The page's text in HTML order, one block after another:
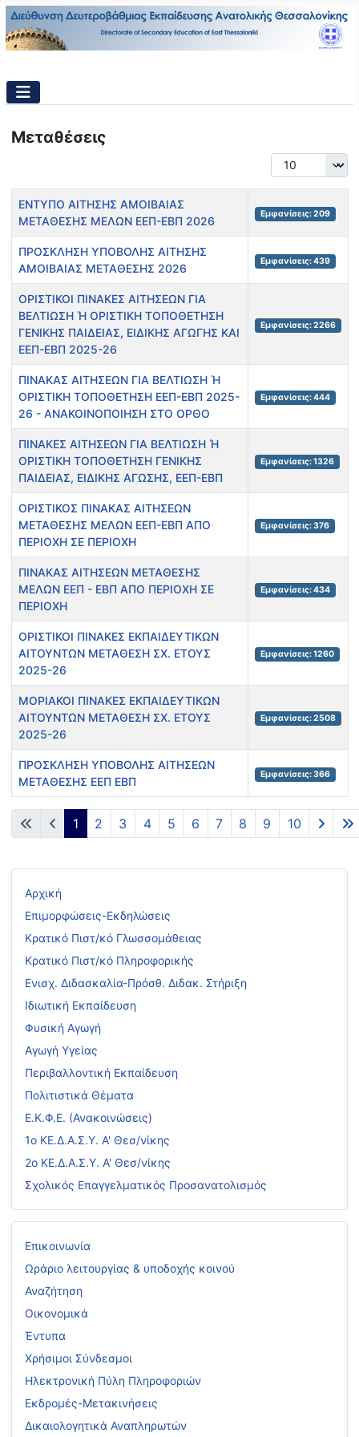
Αρχική
Επιμορφώσεις-Εκδηλώσεις
Κρατικό Πιστ/κό Γλωσσομάθειας
Κρατικό Πιστ/κό Πληροφορικής
Ενισχ. Διδασκαλία-Πρόσθ. Διδακ. Στήριξη
Ιδιωτική Εκπαίδευση
Φυσική Αγωγή
Αγωγή Υγείας
Περιβαλλοντική Εκπαίδευση
Πολιτιστικά Θέματα
Ε.Κ.Φ.Ε. (Ανακοινώσεις)
1ο ΚΕ.Δ.Α.Σ.Υ. Α' Θεσ/νίκης
2ο ΚΕ.Δ.Α.Σ.Υ. Α' Θεσ/νίκης
Σχολικός Επαγγελματικός Προσανατολισμός
Επικοινωνία
Ωράριο λειτουργίας & υποδοχής κοινού
Αναζήτηση
Οικονομικά
Έντυπα
Χρήσιμοι Σύνδεσμοι
Ηλεκτρονική Πύλη Πληροφοριών
Εκδρομές-Μετακινήσεις
Δικαιολογητικά Αναπληρωτών
Μεταθέσεις
Εμφάνιση #
Τίτλος Εμφανίσεις
ΕΝΤΥΠΟ ΑΙΤΗΣΗΣ ΑΜΟΙΒΑΙΑΣ
ΜΕΤΑΘΕΣΗΣ ΜΕΛΩΝ ΕΕΠ-ΕΒΠ 2026
Εμφανίσεις: 209
ΠΡΟΣΚΛΗΣΗ ΥΠΟΒΟΛΗΣ ΑΙΤΗΣΗΣ
ΑΜΟΙΒΑΙΑΣ ΜΕΤΑΘΕΣΗΣ 2026
Εμφανίσεις: 439
ΟΡΙΣΤΙΚΟΙ ΠΙΝΑΚΕΣ ΑΙΤΗΣΕΩΝ ΓΙΑ
ΒΕΛΤΙΩΣΗ Ή ΟΡΙΣΤΙΚΗ ΤΟΠΟΘΕΤΗΣΗ
ΓΕΝΙΚΗΣ ΠΑΙΔΕΙΑΣ, ΕΙΔΙΚΗΣ ΑΓΩΓΗΣ ΚΑΙ
ΕΕΠ-ΕΒΠ 2025-26
Εμφανίσεις: 2266
ΠΙΝΑΚΑΣ ΑΙΤΗΣΕΩΝ ΓΙΑ ΒΕΛΤΙΩΣΗ Ή
ΟΡΙΣΤΙΚΗ ΤΟΠΟΘΕΤΗΣΗ ΕΕΠ-ΕΒΠ 2025-
26 - ΑΝΑΚΟΙΝΟΠΟΙΗΣΗ ΣΤΟ ΟΡΘΟ
Εμφανίσεις: 444
ΠΙΝΑΚΕΣ ΑΙΤΗΣΕΩΝ ΓΙΑ ΒΕΛΤΙΩΣΗ Ή
ΟΡΙΣΤΙΚΗ ΤΟΠΟΘΕΤΗΣΗ ΓΕΝΙΚΗΣ
ΠΑΙΔΕΙΑΣ, ΕΙΔΙΚΗΣ ΑΓΩΣΗΣ, ΕΕΠ-ΕΒΠ
Εμφανίσεις: 1326
ΟΡΙΣΤΙΚΟΣ ΠΙΝΑΚΑΣ ΑΙΤΗΣΕΩΝ
ΜΕΤΑΘΕΣΗΣ ΜΕΛΩΝ ΕΕΠ-ΕΒΠ ΑΠΟ
ΠΕΡΙΟΧΗ ΣΕ ΠΕΡΙΟΧΗ
Εμφανίσεις: 376
ΠΙΝΑΚΑΣ ΑΙΤΗΣΕΩΝ ΜΕΤΑΘΕΣΗΣ
ΜΕΛΩΝ ΕΕΠ - ΕΒΠ ΑΠΟ ΠΕΡΙΟΧΗ ΣΕ
ΠΕΡΙΟΧΗ
Εμφανίσεις: 434
ΟΡΙΣΤΙΚΟΙ ΠΙΝΑΚΕΣ ΕΚΠΑΙΔΕΥΤΙΚΩΝ
ΑΙΤΟΥΝΤΩΝ ΜΕΤΑΘΕΣΗ ΣΧ. ΕΤΟΥΣ
2025-26
Εμφανίσεις: 1260
ΜΟΡΙΑΚΟΙ ΠΙΝΑΚΕΣ ΕΚΠΑΙΔΕΥΤΙΚΩΝ
ΑΙΤΟΥΝΤΩΝ ΜΕΤΑΘΕΣΗ ΣΧ. ΕΤΟΥΣ
2025-26
Εμφανίσεις: 2508
ΠΡΟΣΚΛΗΣΗ ΥΠΟΒΟΛΗΣ ΑΙΤΗΣΕΩΝ
ΜΕΤΑΘΕΣΗΣ ΕΕΠ ΕΒΠ
Εμφανίσεις: 366
Σελίδα 1 από 13
1 2 3 4 5 6 7 8 9 10